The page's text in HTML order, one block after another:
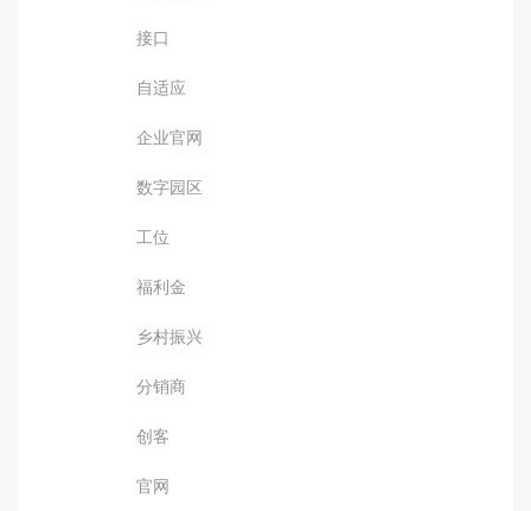
接口
自适应
企业官网
数字园区
工位
福利金
乡村振兴
分销商
创客
官网